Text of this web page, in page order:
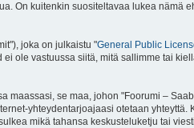
On kuitenkin suositeltavaa lukea nämä
joka on julkaistu "General Public
ole vastuussa siitä, mitä sallimme tai
maassasi, se maa, johon "Foorumi –
yhteydentarjoajaasi otetaan yhteyttä.
mikä tahansa keskusteluketju tai